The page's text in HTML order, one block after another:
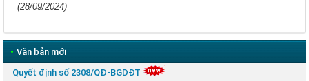
(28/09/2024)
• Văn bản mới
Quyết định số 2308/QĐ-BGDĐT